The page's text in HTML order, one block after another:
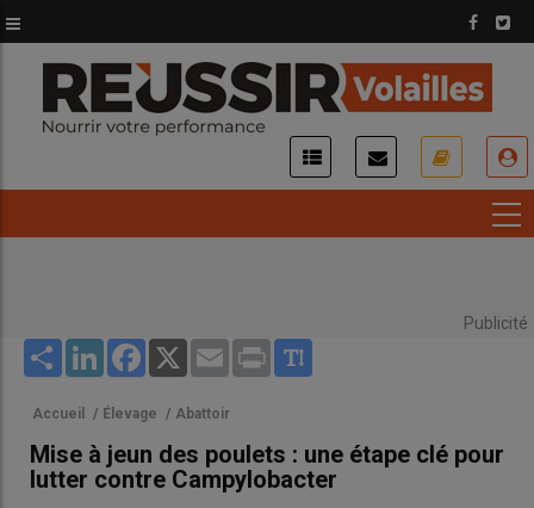
au
contenu
principal
Publicité
Share LinkedInFacebook
X Email Print
Accueil / Élevage / Abattoir
Mise à jeun des poulets : une étape clé pour
lutter contre Campylobacter